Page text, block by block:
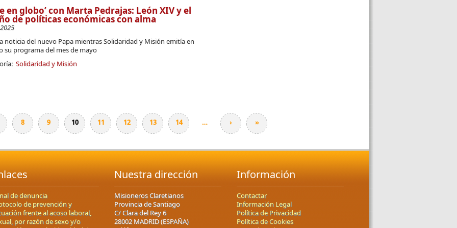
en globo’ con Marta Pedrajas: León XIV y el
de políticas económicas con alma
noticia del nuevo Papa mientras Solidaridad y Misión emitía en
su programa del mes de mayo
Solidaridad y Misión
8 9 10 11 12 13 14 … › »
de denuncia
de prevención y
frente al acoso laboral,
por razón de sexo y/o
Nuestra dirección
Misioneros Claretianos
Provincia de Santiago
C/ Clara del Rey 6
28002 MADRID (ESPAÑA)
Información
Contactar
Información Legal
Política de Privacidad
Política de Cookies